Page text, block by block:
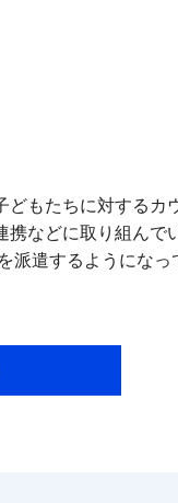
もたちに対する
などに取り組ん
遣するようにな